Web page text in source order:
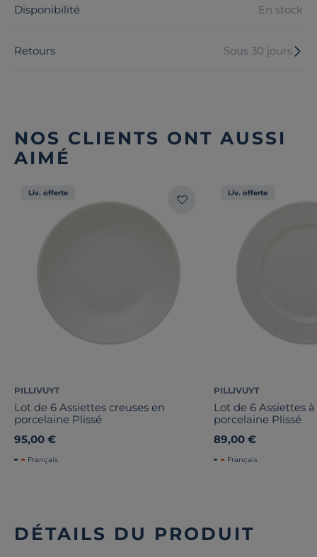
Disponibilité En stock
Retours Sous 30 jours
NOS CLIENTS ONT AUSSI
AIMÉ
Liv. offerte
PILLIVUYT
Lot de 6 Assiettes creuses en
porcelaine Plissé
95,00 €
Français
Liv. offerte
PILLIVUYT
Lot de 6 Assiettes
porcelaine Plissé
89,00 €
Français
DÉTAILS DU PRODUIT